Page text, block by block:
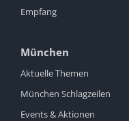
Empfang
München
Aktuelle Themen
München Schlagzeilen
Events & Aktionen